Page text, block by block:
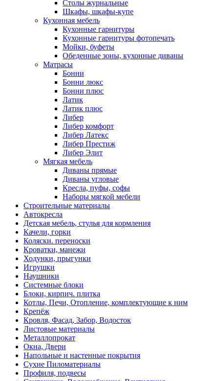
Столы журнальные
Шкафы, шкафы-купе
Кухонная мебель
Кухонные гарнитуры
Кухонные гарнитуры фотопечать
Мойки, буфеты
Обеденные зоны, кухонные диваны
Матрасы
Бонни
Бонни люкс
Бонни плюс
Латик
Латик плюс
Либер
Либер комфорт
Либер Латекс
Либер Престиж
Либер Элит
Мягкая мебель
Диваны прямые
Диваны угловые
Кресла, пуфы, софы
Наборы мягкой мебели
Строительные материалы
Автокресла
Детская мебель, стулья для кормления
Качели, горки
Коляски. переноски
Кроватки, манежи
Ходунки, прыгунки
Игрушки
Наушники
Системные блоки
Блоки, кирпич. плитка
Котлы, Печи, Отопление, комплектующие к ним
Крепёж
Кровля, Фасад, Забор, Водосток
Листовые материалы
Металлопрокат
Окна, Двери
Напольные и настенные покрытия
Сухие Пиломатериалы
Профиля, подвесы